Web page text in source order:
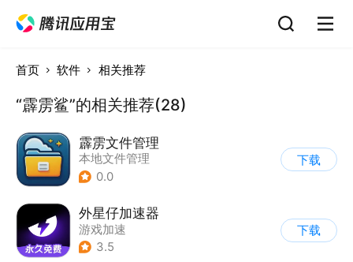
首页 软件 相关推荐
“霹雳鲨”的相关推荐(28)
霹雳文件管理
本地文件管理
0.0
下载
外星仔加速器
游戏加速
3.5
下载